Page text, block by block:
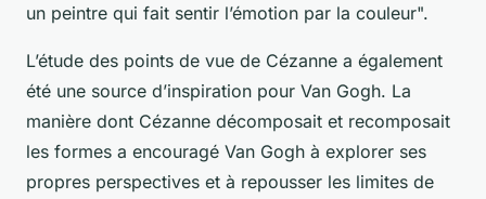
un peintre qui fait sentir l’émotion par la couleur".
L’étude des points de vue de Cézanne a également
été une source d’inspiration pour Van Gogh. La
manière dont Cézanne décomposait et recomposait
les formes a encouragé Van Gogh à explorer ses
propres perspectives et à repousser les limites de